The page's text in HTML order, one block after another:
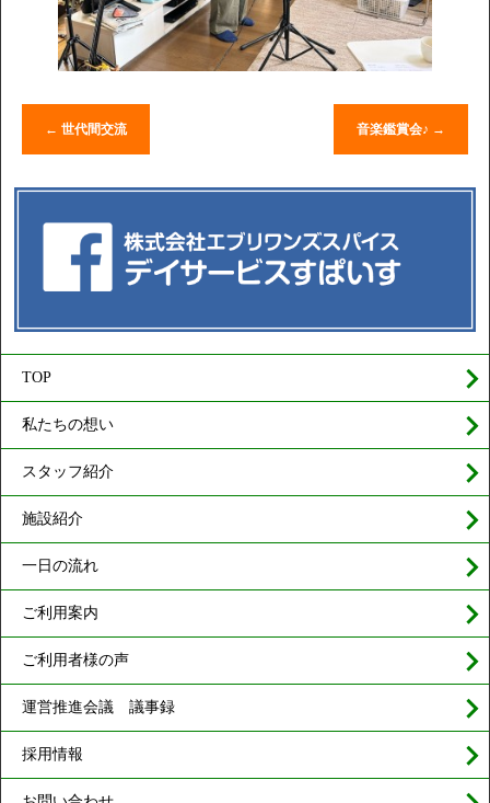
← 世代間交流 音楽鑑賞会♪ →
TOP
私たちの想い
スタッフ紹介
施設紹介
一日の流れ
ご利用案内
ご利用者様の声
運営推進会議 議事録
採用情報